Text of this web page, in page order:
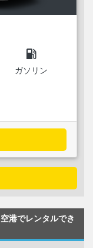
local_gas_station
ガソリン
港でレンタルでき